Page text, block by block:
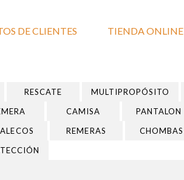
DE CLIENTES TIENDA ONLINE
RESCATE MULTIPROPÓSITO
CAMISA PANTALON
REMERAS CHOMBAS